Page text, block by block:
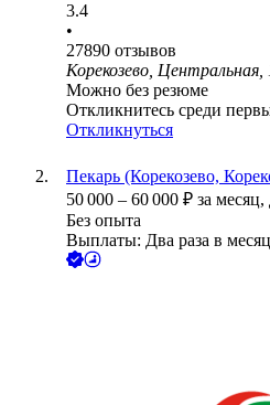
3.4
•
27890 отзывов
Корекозево, Центральная,
Можно без резюме
Откликнитесь среди
Откликнуться
Пекарь (Корекозево,
50 000 – 60 000 ₽ за месяц,
Без опыта
Выплаты: Два раза в месяц